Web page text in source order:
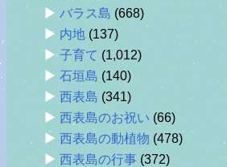
バラス島 (668)
内地 (137)
子育て (1,012)
石垣島 (140)
西表島 (341)
西表島のお祝い (66)
西表島の動植物 (478)
西表島の行事 (372)